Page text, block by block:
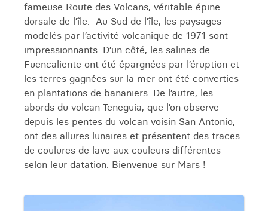
fameuse Route des Volcans, véritable épine
dorsale de l’île. Au Sud de l’île, les paysages
modelés par l’activité volcanique de 1971 sont
impressionnants. D’un côté, les salines de
Fuencaliente ont été épargnées par l’éruption et
les terres gagnées sur la mer ont été converties
en plantations de bananiers. De l’autre, les
abords du volcan Teneguia, que l’on observe
depuis les pentes du volcan voisin San Antonio,
ont des allures lunaires et présentent des traces
de coulures de lave aux couleurs différentes
selon leur datation. Bienvenue sur Mars !